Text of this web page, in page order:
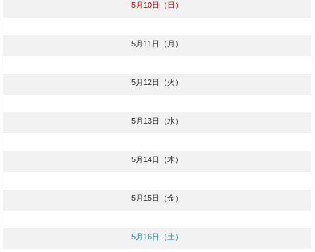
5月10日（日）
5月11日（月）
5月12日（火）
5月13日（水）
5月14日（木）
5月15日（金）
5月16日（土）